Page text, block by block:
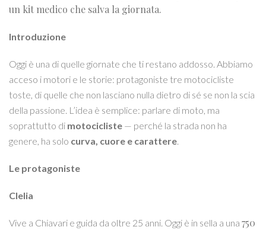
un kit medico che salva la giornata.
Introduzione
Oggi è una di quelle giornate che ti restano addosso. Abbiamo
acceso i motori e le storie: protagoniste tre motocicliste
toste, di quelle che non lasciano nulla dietro di sé se non la scia
della passione. L’idea è semplice: parlare di moto, ma
soprattutto di motocicliste — perché la strada non ha
genere, ha solo curva, cuore e carattere.
Le protagoniste
Clelia
Vive a Chiavari e guida da oltre 25 anni. Oggi è in sella a una 750